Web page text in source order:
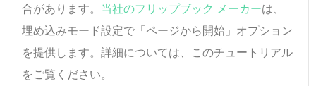
合があります。 当社のフリップブック メーカーは、
埋め込みモード設定で「ページから開始」オプション
を提供します。詳細については、このチュートリアル
をご覧ください。